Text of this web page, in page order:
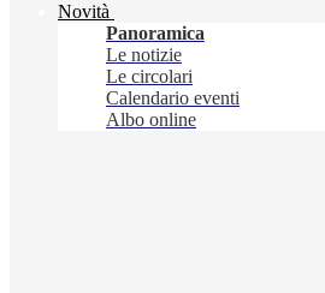
Novità
Panoramica
Le notizie
Le circolari
Calendario eventi
Albo online